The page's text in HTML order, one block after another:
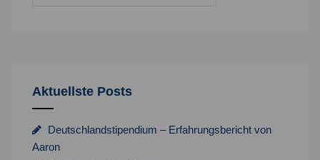
Aktuellste Posts
Deutschlandstipendium – Erfahrungsbericht von
Aaron